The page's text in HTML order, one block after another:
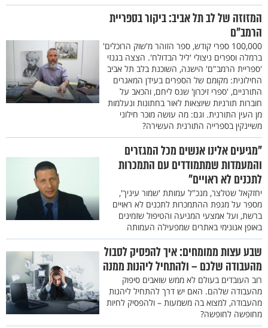
המזוזה של לב תל אביב: ביקור בספריית
הרמב"ם
100,000 ספרי קודש, ספר הזוהר מ'שוק הרוכלים'
ברמלה וספרים ניצולי 'ליל הבדולח'. הצצה בגנזי
'ספריית הרמב"ם' הישנה, השוכנת בלב תל אביב
החילונית: מקומם של הספרים בעידן המאגרים
התורניים, 'ספרי זיכרון' שנס ליחם, והכאב על
חוברות תורניות שיוצאות לאור בחתונות ונעלמות
מן העין התורנית. וגם: מה עושה מוכר חילוני
משיינקין בספרייה התורנית העשירה?
"מגיעים אלינו אנשים מכל המגזרים
והמעמדות שמתמודדים עם התמכרות
לתכנים לא ראויים"
יחזקאל שטלצר, מנכ"ל עמותת 'שמור עיניך',
מספר על מגפת ההתמכרות לתכנים לא ראויים
ברשת, ועל אמצעי המניעה והטיפול שזמינים
באופן אנונימי באתרים שמפעילה העמותה
שבע עצות ממומחים: איך להפסיק לסבול
מהעבודה שלכם – ולהתחיל ליהנות ממנה
רוב העובדים בעולם לא ממש שואבים סיפוק
מהעבודה שלהם. האם יש דרך להתחיל ליהנות
מהעבודה, למצוא בה משמעות – ולהפסיק לחיות
מחופשה לחופשה?